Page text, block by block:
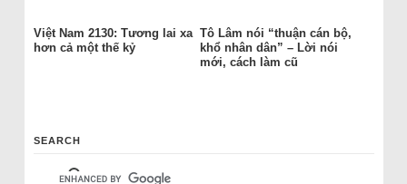
Việt Nam 2130: Tương lai xa
hơn cả một thế kỷ
Tô Lâm nói “thuận cán bộ,
khổ nhân dân” – Lời nói
mới, cách làm cũ
SEARCH